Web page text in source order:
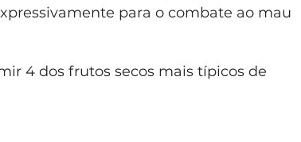
para o combate ao mau
4 dos frutos secos mais típicos de